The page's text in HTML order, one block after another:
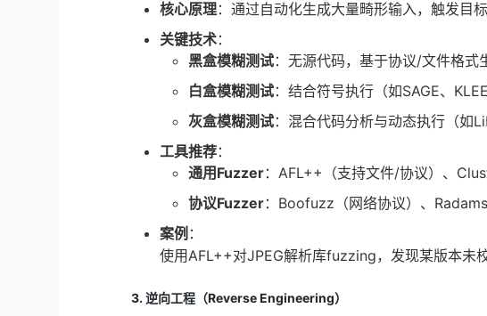
核心原理：通过自动化生成大量畸形输入，触发目
关键技术：
黑盒模糊测试：无源代码，基于协议/文件格式
白盒模糊测试：结合符号执行（如SAGE、
灰盒模糊测试：混合代码分析与动态执行（如
工具推荐：
通用Fuzzer：AFL++（支持文件/协议）、
协议Fuzzer：Boofuzz（网络协议）、
案例 ：
使用AFL++对JPEG解析库fuzzing，发现某版本未
3. 逆向工程（Reverse Engineering）